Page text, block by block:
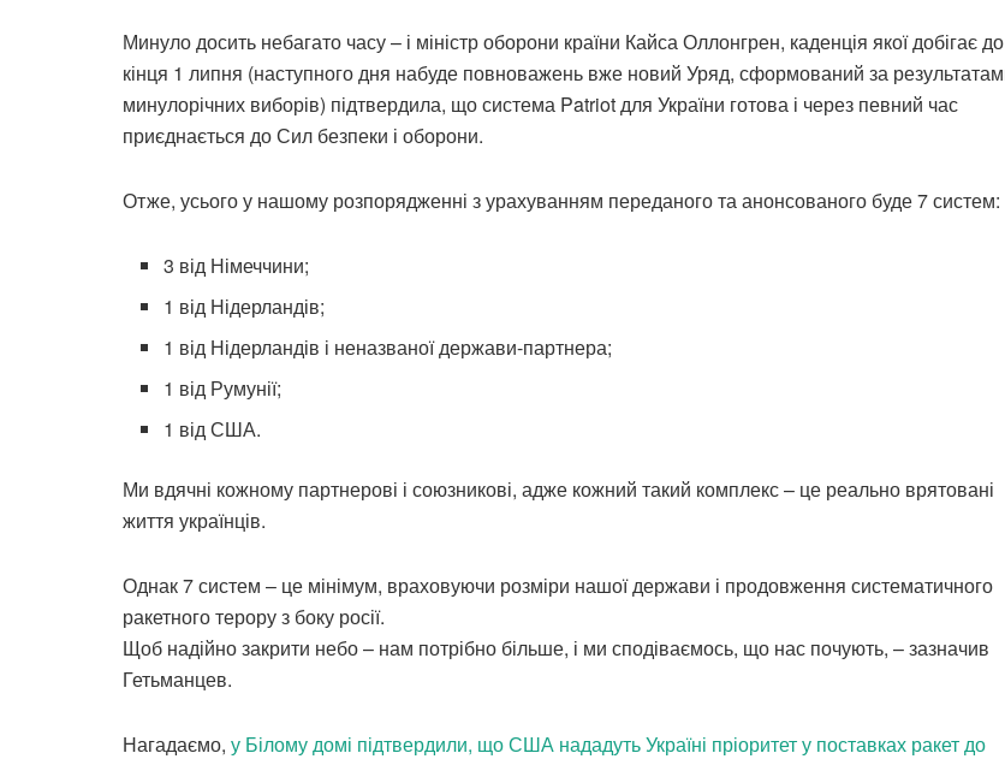
Минуло досить небагато часу – і міністр оборони країни Кайса Оллонгрен, каденція якої добігає до
кінця 1 липня (наступного дня набуде повноважень вже новий Уряд, сформований за
минулорічних виборів) підтвердила, що система Patriot для України готова і через певний час
приєднається до Сил безпеки і оборони.
Отже, усього у нашому розпорядженні з урахуванням переданого та анонсованого буде 7 систем:
3 від Німеччини;
1 від Нідерландів;
1 від Нідерландів і неназваної держави-партнера;
1 від Румунії;
1 від США.
Ми вдячні кожному партнерові і союзникові, адже кожний такий комплекс – це реально врятовані
життя українців.
Однак 7 систем – це мінімум, враховуючи розміри нашої держави і продовження систематичного
ракетного терору з боку росії.
Щоб надійно закрити небо – нам потрібно більше, і ми сподіваємось, що нас почують, – зазначив
Гетьманцев.
Нагадаємо, у Білому домі підтвердили, що США нададуть Україні пріоритет у поставках ракет до